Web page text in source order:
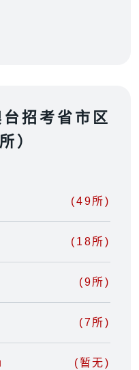
招考省市区
）
(49所)
(18所)
(9所)
(7所)
(暂无)